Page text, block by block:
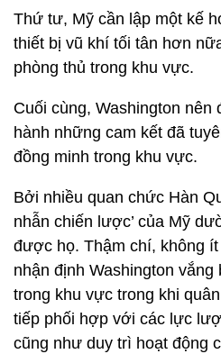
Thứ tư, Mỹ cần lập một kế
thiết bị vũ khí tối tân hơn
phòng thủ trong khu vực.
Cuối cùng, Washington nên
hành những cam kết đã
đồng minh trong khu vực.
Bởi nhiều quan chức Hàn
nhẫn chiến lược’ của Mỹ
được họ. Thậm chí, không ít
nhận định Washington
trong khu vực trong khi
tiếp phối hợp với các lực
cũng như duy trì hoạt động